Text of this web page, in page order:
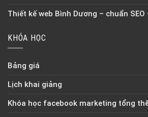
Thiết kế web Bình Dương – chuẩn SEO
KHÓA HỌC
Bảng giá
Lịch khai giảng
Khóa học facebook marketing tổng